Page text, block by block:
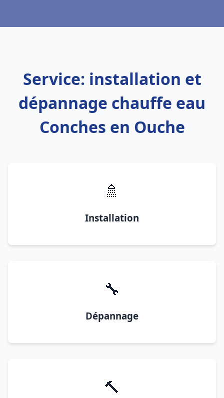
Service: installation et
dépannage chauffe eau
Conches en Ouche
🚿
Installation
🔧
Dépannage
🔨